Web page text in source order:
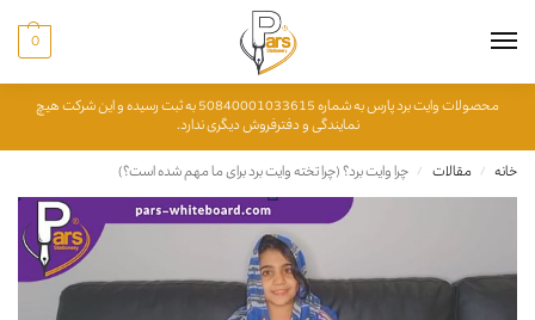
0
محصولات وایت برد پارس به شماره 50840001033615 به ثبت رسیده و این شرکت هیچ
نمایندگی و دفترفروش دیگری ندارد.
خانه / مقالات / چرا وایت برد؟ (چرا تخته وایت برد برای ما مهم شده است؟)